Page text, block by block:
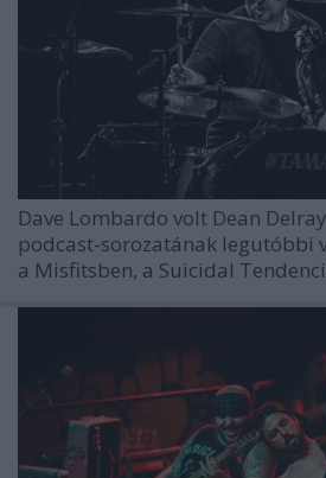
Dave Lombardo volt Dean
podcast-sorozatának legutóbbi
a Misfitsben, a Suicidal